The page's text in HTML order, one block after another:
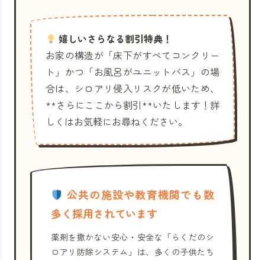
嬉しいさらなる割引特典！
お家の構造が「床下がすべてコンクリー
ト」かつ「お風呂がユニットバス」の場
合は、シロアリ侵入リスクが低いため、
**さらにここから割引**いたします！詳
しくはお気軽にお尋ねください。
公共の施設や教育機関でも数
多く採用されています
薬剤を撒かない安心・安全な「らくだのシ
ロアリ防除システム」は、多くの子供たち